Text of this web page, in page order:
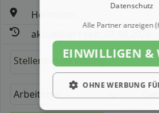
Hemmoor
aktualisiert seit: 07.08.2026
Stellenbeschreibung:
Arbeitszeit
Datenschutz
Alle Partner anzeigen
EINWILLIGEN &
OHNE WERBUNG